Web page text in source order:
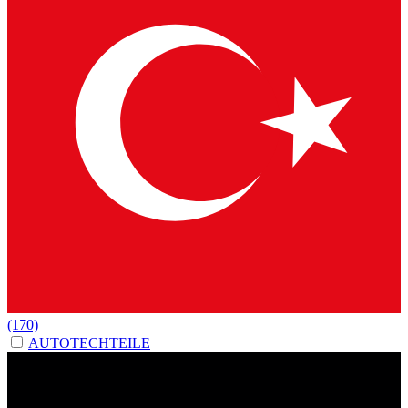
(170)
AUTOTECHTEILE